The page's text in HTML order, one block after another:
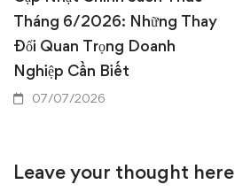
Tháng 6/2026: Những Thay
Đổi Quan Trọng Doanh
Nghiệp Cần Biết
07/07/2026
Leave your thought here